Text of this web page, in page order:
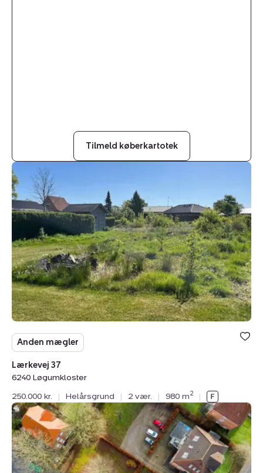
Tilmeld køberkartotek
Helårsgrund:
Lærkevej
37,
6240
Løgumkloster
Anden mægler
Lærkevej 37
6240 Løgumkloster
250.000 kr.
| Helårsgrund | 2 vær. | 980 m2 |
Helårsgrund:
Ribelandevej
35,
6270
Tønder